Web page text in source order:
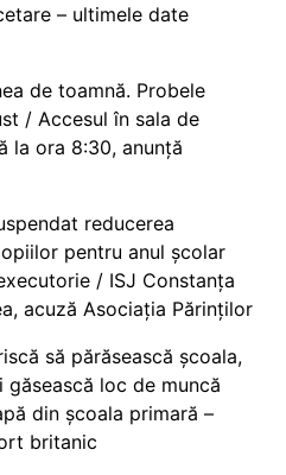
– ultimele date
de toamnă. Probele
/ Accesul în sala de
la ora 8:30, anunță
reducerea
pentru anul școlar
/ ISJ Constanța
acuză Asociația Părinților
să părăsească școala,
loc de muncă
din școala primară –
britanic